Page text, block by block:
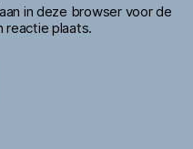
in deze browser voor de
reactie plaats.